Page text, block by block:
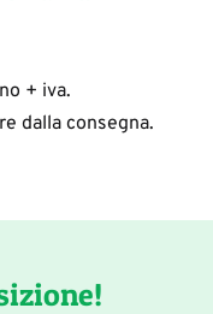
+ iva.
dalla consegna.